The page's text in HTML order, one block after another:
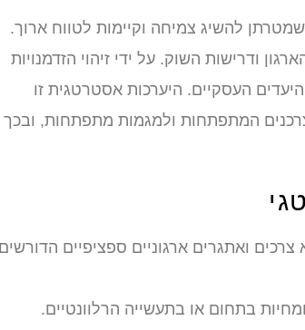
להשיג צמיחה וקיימות לטווח ארוך.
ודרישות השוק. על ידי זיהוי הזדמנויות
העסקיים. היערכות אסטרטגית זו
המתפתחות ולמגמות מתפתחות, ובכך
ואתגרים ארגוניים ספציפיים
בתחום או בתעשייה הרלוונטיים.